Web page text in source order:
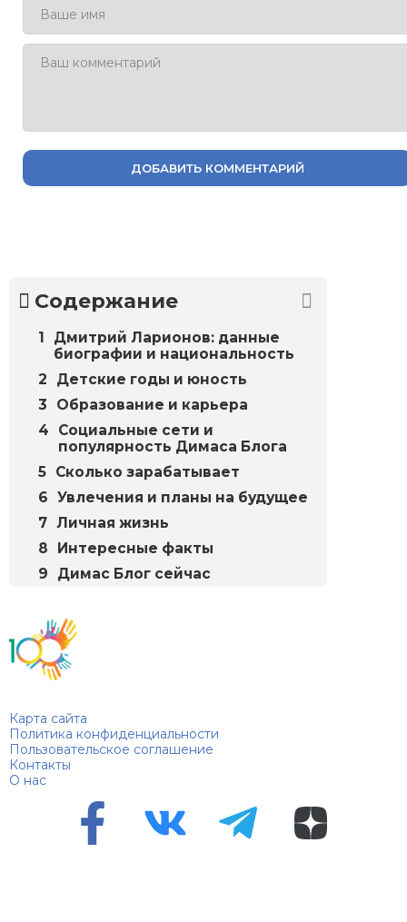
ДОБАВИТЬ КОММЕНТАРИЙ
Содержание
Дмитрий Ларионов: данные
биографии и национальность
Детские годы и юность
Образование и карьера
Социальные сети и
популярность Димаса Блога
Сколько зарабатывает
Увлечения и планы на будущее
Личная жизнь
Интересные факты
Димас Блог сейчас
Карта сайта
Политика конфиденциальности
Пользовательское соглашение
Контакты
О нас